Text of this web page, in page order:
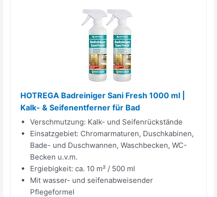
HOTREGA Badreiniger Sani Fresh 1000 ml |
Kalk- & Seifenentferner für Bad
Verschmutzung: Kalk- und Seifenrückstände
Einsatzgebiet: Chromarmaturen, Duschkabinen,
Bade- und Duschwannen, Waschbecken, WC-
Becken u.v.m.
Ergiebigkeit: ca. 10 m² / 500 ml
Mit wasser- und seifenabweisender
Pflegeformel